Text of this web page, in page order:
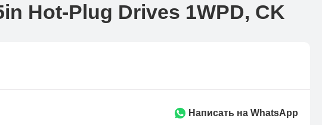
Hot-Plug Drives 1WPD, CK
Написать на WhatsApp